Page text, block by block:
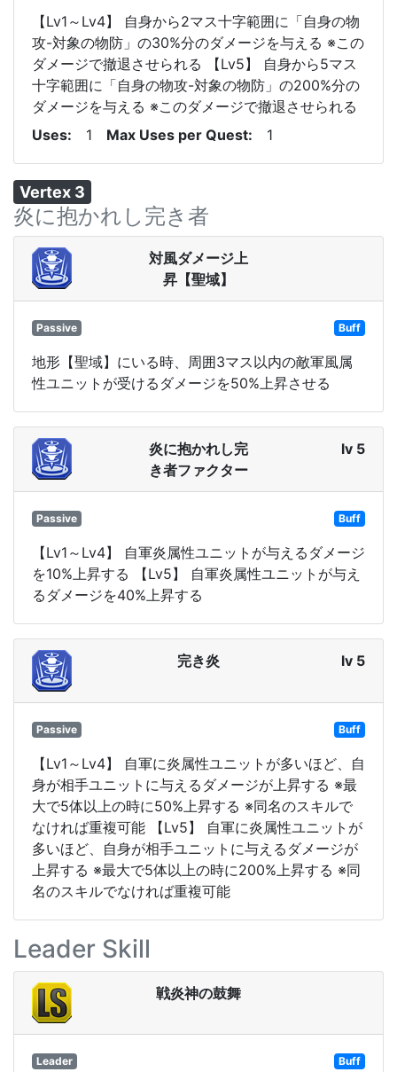
【Lv1～Lv4】 自身から2マス十字範囲に「自身の物
攻-対象の物防」の30%分のダメージを与える ※この
ダメージで撤退させられる 【Lv5】 自身から5マス
十字範囲に「自身の物攻-対象の物防」の200%分の
ダメージを与える ※このダメージで撤退させられる
Uses
1 Max Uses per Quest 1
Vertex 3
炎に抱かれし完き者
対風ダメージ上
昇【聖域】
Passive Buff
地形【聖域】にいる時、周囲3マス以内の敵軍風属
性ユニットが受けるダメージを50%上昇させる
炎に抱かれし完
き者ファクター
lv 5
Passive Buff
【Lv1～Lv4】 自軍炎属性ユニットが与えるダメージ
を10%上昇する 【Lv5】 自軍炎属性ユニットが与え
るダメージを40%上昇する
完き炎 lv 5
Passive Buff
【Lv1～Lv4】 自軍に炎属性ユニットが多いほど、自
身が相手ユニットに与えるダメージが上昇する ※最
大で5体以上の時に50%上昇する ※同名のスキルで
なければ重複可能 【Lv5】 自軍に炎属性ユニットが
多いほど、自身が相手ユニットに与えるダメージが
上昇する ※最大で5体以上の時に200%上昇する ※同
名のスキルでなければ重複可能
Leader Skill
戦炎神の鼓舞
Leader Buff